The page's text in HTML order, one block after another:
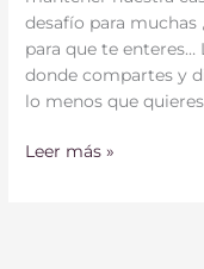
desafío para muchas
para que te enteres…
donde compartes y
lo menos que
Leer más »